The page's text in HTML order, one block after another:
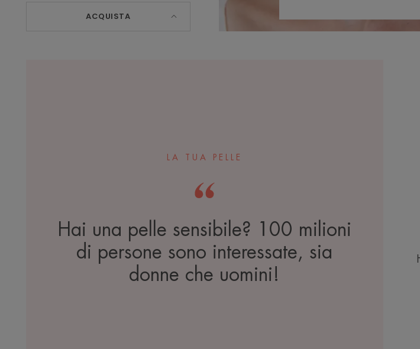
ACQUISTA
LA TUA PELLE
Hai una pelle sensibile? 100 milioni
di persone sono interessate, sia
donne che uomini!